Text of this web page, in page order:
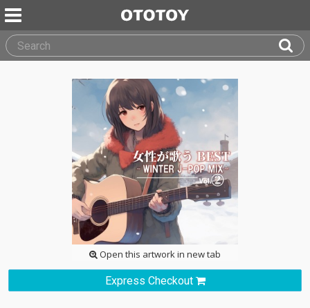
Open this artwork in new tab
Express Checkout